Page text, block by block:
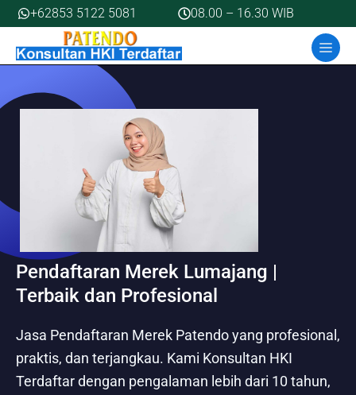
Skip
to
content
+62853 5122 5081 08.00 – 16.30 WIB
Pendaftaran Merek Lumajang |
Terbaik dan Profesional
Jasa Pendaftaran Merek Patendo yang profesional,
praktis, dan terjangkau. Kami Konsultan HKI
Terdaftar dengan pengalaman lebih dari 10 tahun,